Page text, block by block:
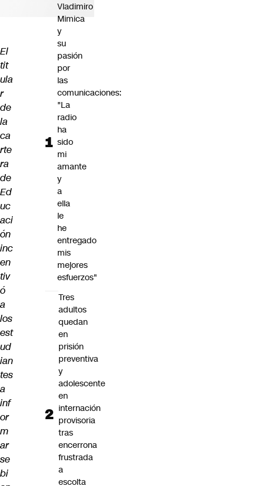
El
tit
ula
r
de
la
ca
rte
ra
de
Ed
uc
aci
ón
inc
en
tiv
ó
a
los
est
ud
ian
tes
a
inf
or
m
ar
se
bi
Vladimiro
Mimica
y
su
pasión
por
las
comunicaciones:
"La
radio
ha
sido
mi
amante
y
a
ella
le
he
entregado
mis
mejores
esfuerzos"
Tres
adultos
quedan
en
prisión
preventiva
y
adolescente
en
internación
provisoria
tras
encerrona
frustrada
a
escolta